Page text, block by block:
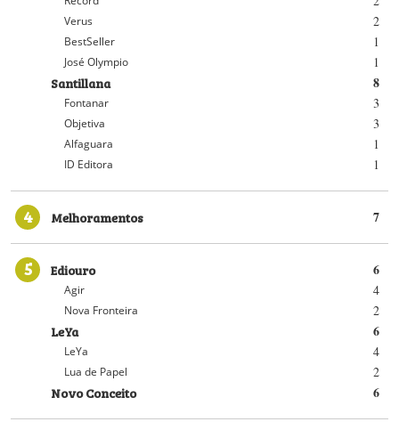
2
Verus
1
BestSeller
1
José Olympio
8
Santillana
3
Fontanar
3
Objetiva
1
Alfaguara
1
ID Editora
4 7
Melhoramentos
5 6
Ediouro
4
Agir
2
Nova Fronteira
6
LeYa
4
LeYa
2
Lua de Papel
6
Novo Conceito